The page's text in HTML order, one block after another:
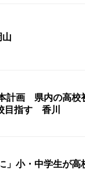
計画 県内の高校
目指す 香川
」小・中学生が